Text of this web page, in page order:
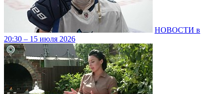
НОВОСТИ в
20:30 – 15 июля 2026